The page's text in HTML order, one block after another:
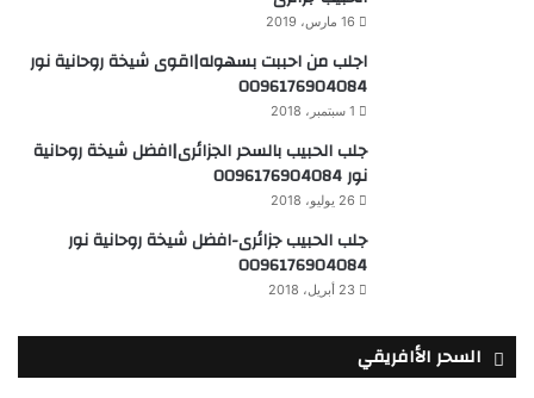
16 مارس، 2019
اجلب من احببت بسهوله|اقوى شيخة روحانية نور
0096176904084
1 سبتمبر، 2018
جلب الحبيب بالسحر الجزائرى|افضل شيخة روحانية
نور 0096176904084
26 يوليو، 2018
جلب الحبيب جزائرى-افضل شيخة روحانية نور
0096176904084
23 أبريل، 2018
السحر الأافريقي